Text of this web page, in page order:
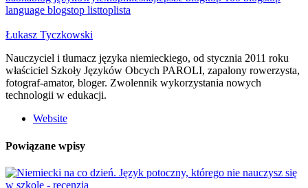
language blogstop listtoplista
Łukasz Tyczkowski
Nauczyciel i tłumacz języka niemieckiego, od stycznia 2011 roku
właściciel Szkoły Języków Obcych PAROLI, zapalony rowerzysta,
fotograf-amator, bloger. Zwolennik wykorzystania nowych
technologii w edukacji.
Website
Powiązane wpisy